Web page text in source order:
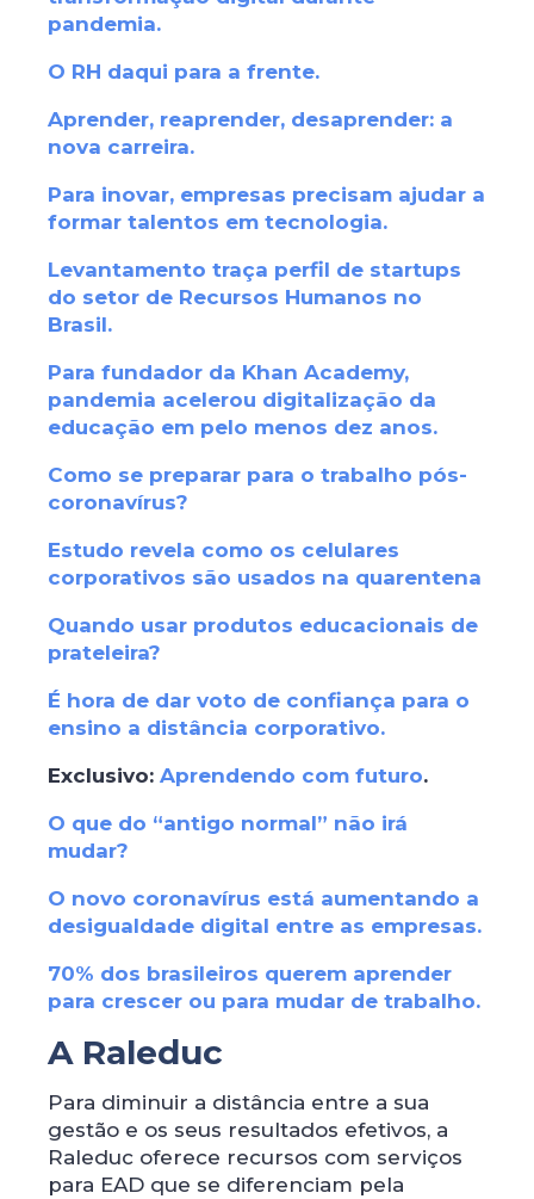
pandemia.
O RH daqui para a frente.
Aprender, reaprender, desaprender: a
nova carreira.
Para inovar, empresas precisam ajudar a
formar talentos em tecnologia.
Levantamento traça perfil de startups
do setor de Recursos Humanos no
Brasil.
Para fundador da Khan Academy,
pandemia acelerou digitalização da
educação em pelo menos dez anos.
Como se preparar para o trabalho pós-
coronavírus?
Estudo revela como os celulares
corporativos são usados na quarentena
Quando usar produtos educacionais de
prateleira?
É hora de dar voto de confiança para o
ensino a distância corporativo.
Exclusivo: Aprendendo com futuro.
O que do “antigo normal” não irá
mudar?
O novo coronavírus está aumentando a
desigualdade digital entre as empresas.
70% dos brasileiros querem aprender
para crescer ou para mudar de trabalho.
A Raleduc
Para diminuir a distância entre a sua
gestão e os seus resultados efetivos, a
Raleduc oferece recursos com serviços
para EAD que se diferenciam pela